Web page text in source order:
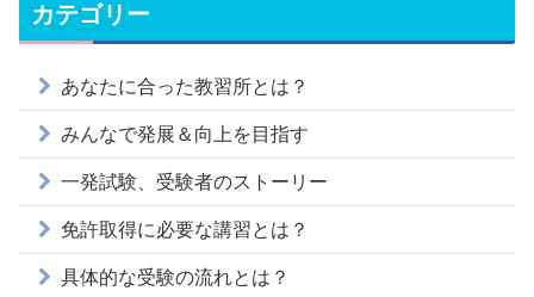
カテゴリー
あなたに合った教習所とは？
みんなで発展＆向上を目指す
一発試験、受験者のストーリー
免許取得に必要な講習とは？
具体的な受験の流れとは？